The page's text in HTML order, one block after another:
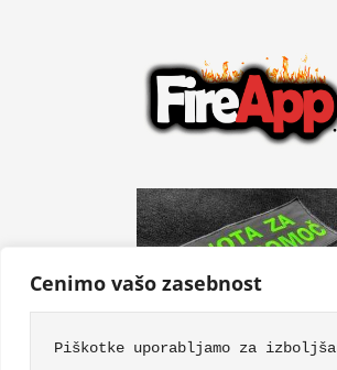
Cenimo vašo zasebnost
Piškotke uporabljamo za